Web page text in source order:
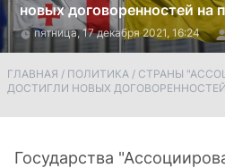
новых договоренностей на
пятница, 17 декабря 2021, 16:24
ГЛАВНАЯ / ПОЛИТИКА / СТРАНЫ
ДОСТИГЛИ НОВЫХ
Государства